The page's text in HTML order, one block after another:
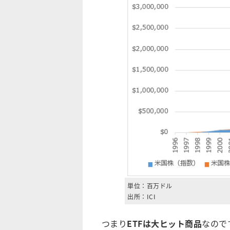
単位：百万ドル
出所：ICI
つまりETFは大ヒット商品なので